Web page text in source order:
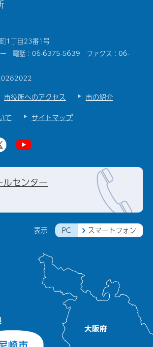
1丁目23番1号
ー 電話：06-6375-5639 ファクス：06-
市役所へのアクセス
市の紹介
て
サイトマップ
表示 PC スマートフォン
ルセンター